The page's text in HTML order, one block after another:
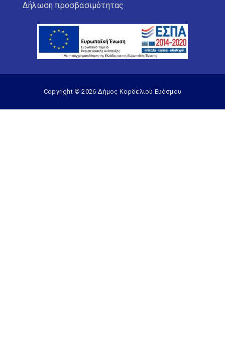
Δήλωση προσβασιμότητας
Copyright © 2026 Δήμος Κορδελιού Ευόσμου